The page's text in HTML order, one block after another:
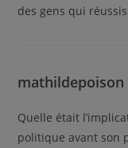
des gens qui
mathildepoison
Quelle était
politique avant son